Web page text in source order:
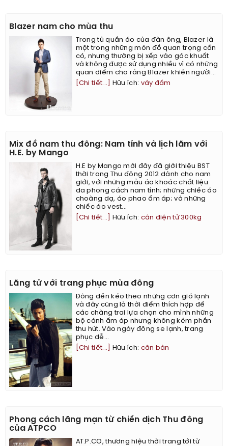
Blazer nam cho mùa thu
Trong tủ quần áo của đàn ông, Blazer là
một trong những món đồ quan trọng cần
có, nhưng thường bị xếp vào góc khuất
và không được sử dụng nhiều vì có những
quan điểm cho rằng Blazer khiến người...
[Chi tiết...]
Hữu ích: váy đầm
Mix đồ nam thu đông: Nam tính và lịch lãm với
H.E. by Mango
H.E by Mango mới đây đã giới thiệu BST
thời trang Thu đông 2012 dành cho nam
giới, với những mẫu áo khoác chất liệu
da phong cách nam tính; những chiếc áo
choàng dạ, áo phao ấm áp; và những
chiếc áo vest...
[Chi tiết...]
Hữu ích: cân điện tử 300kg
Lãng tử với trang phục mùa đông
Đông đến kéo theo những cơn gió lạnh
và đây cũng là thời điểm thích hợp để
các chàng trai lựa chọn cho mình những
bộ cánh ấm áp nhưng không kém phần
thu hút. Vào ngày đông se lạnh, trang
phục dễ...
[Chi tiết...]
Hữu ích: cân bàn
Phong cách lãng mạn từ chiến dịch Thu đông
của ATPCO
AT.P.CO, thương hiệu thời trang tới từ